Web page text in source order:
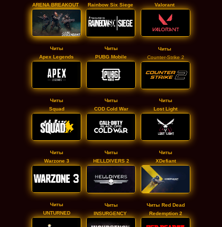
Rainbow Six Siege
Читы
Counter-Strike 2
Читы
Apex Legends
Читы
Squad
Читы
Warzone 3
Читы
UNTURNED
Читы Red Dead
Redemption 2
Читы
INSURGENCY
Читы
COD Cold War
Читы
Lost Light
Читы
PUBG Mobile
ARENA BREAKOUT
Valorant
Читы
HELLDIVERS 2
Читы
XDefiant